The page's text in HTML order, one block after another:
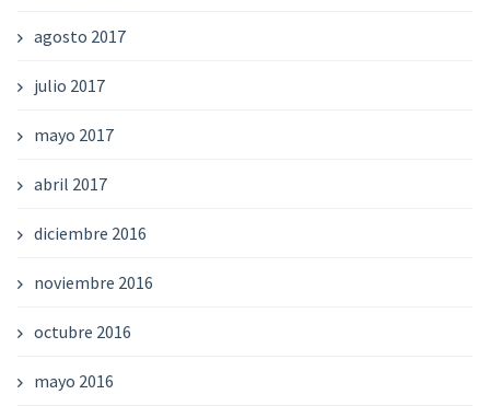
agosto 2017
julio 2017
mayo 2017
abril 2017
diciembre 2016
noviembre 2016
octubre 2016
mayo 2016